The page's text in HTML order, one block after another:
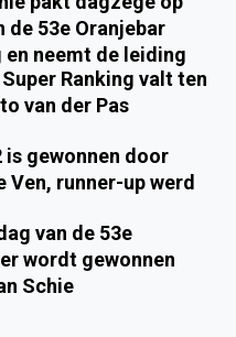
de 53e Oranjebar
en neemt de leiding
Ranking valt ten
van der Pas
is gewonnen door
Ven, runner-up werd
van de 53e
wordt gewonnen
Schie